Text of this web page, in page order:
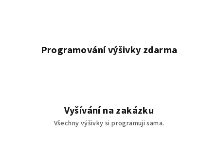
Programování výšivky zdarma
Vyšívání na zakázku
Všechny výšivky si programuji sama.